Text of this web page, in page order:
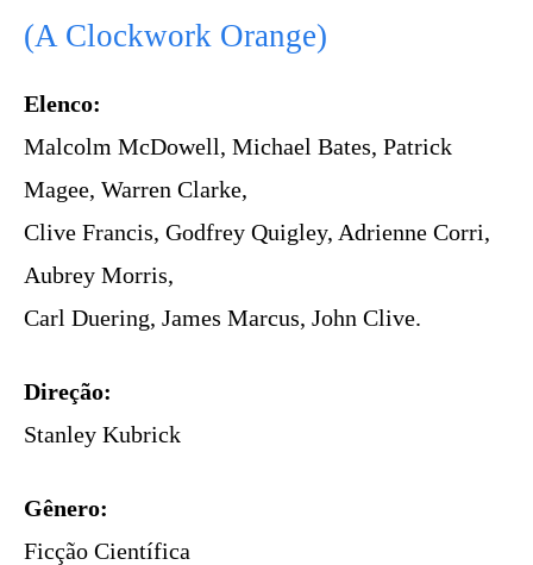
(A Clockwork Orange)
Elenco:
Malcolm McDowell, Michael Bates, Patrick
Magee, Warren Clarke,
Clive Francis, Godfrey Quigley, Adrienne Corri,
Aubrey Morris,
Carl Duering, James Marcus, John Clive.
Direção:
Stanley Kubrick
Gênero:
Ficção Científica